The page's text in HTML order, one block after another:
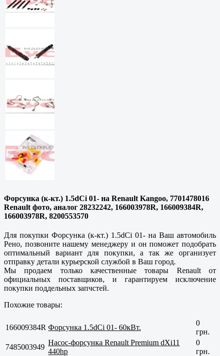
Форсунка (к-кт.) 1.5dCi 01- на Renault Kangoo, 7701478016
Renault фото, аналог 28232242, 166003978R, 166009384R,
166003978R, 8200553570
Для покупки Форсунка (к-кт.) 1.5dCi 01- на Ваш автомобиль
Рено, позвоните нашему менеджеру и он поможет подобрать
оптимальный вариант для покупки, а так же организует
отправку детали курьерской службой в Ваш город.
Мы продаем только качественные товары Renault от
официальных поставщиков, и гарантируем исключение
покупки поддельных запчстей.
Похожие товары:
166009384R Форсунка 1.5dCi 01- 60кВт.
0
грн.
7485003949
Насос-форсунка Renault Premium dXi11
440hp
0
грн.